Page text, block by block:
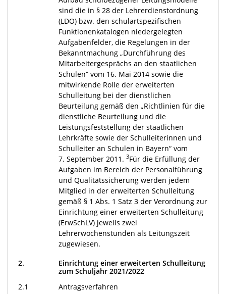
sind die in § 28 der Lehrerdienstordnung
(LDO) bzw. den schulartspezifischen
Funktionenkatalogen niedergelegten
Aufgabenfelder, die Regelungen in der
Bekanntmachung „Durchführung des
Mitarbeitergesprächs an den staatlichen
Schulen“ vom 16. Mai 2014 sowie die
mitwirkende Rolle der erweiterten
Schulleitung bei der dienstlichen
Beurteilung gemäß den „Richtlinien für die
dienstliche Beurteilung und die
Leistungsfeststellung der staatlichen
Lehrkräfte sowie der Schulleiterinnen und
Schulleiter an Schulen in Bayern“ vom
7. September 2011. 3Für die Erfüllung der
Aufgaben im Bereich der Personalführung
und Qualitätssicherung werden jedem
Mitglied in der erweiterten Schulleitung
gemäß § 1 Abs. 1 Satz 3 der Verordnung zur
Einrichtung einer erweiterten Schulleitung
(ErwSchLV) jeweils zwei
Lehrerwochenstunden als Leitungszeit
zugewiesen.
2.
Einrichtung einer erweiterten Schulleitung
zum Schuljahr 2021/2022
2.1
Antragsverfahren